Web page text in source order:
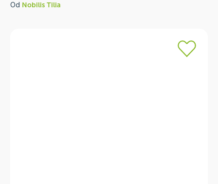
Od Nobilis Tilia